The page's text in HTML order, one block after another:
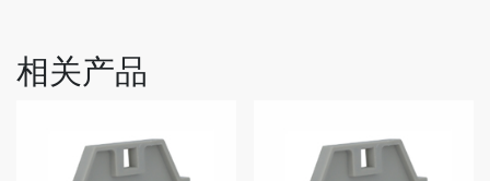
相关产品